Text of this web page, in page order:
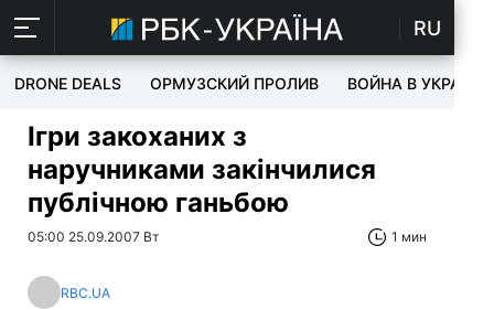
RU
DRONE DEALS ОРМУЗСКИЙ ПРОЛИВ ВОЙНА В УКРАИНЕ
Ігри закоханих з
наручниками закінчилися
публічною ганьбою
05:00 25.09.2007 Вт 1 мин
RBC.UA